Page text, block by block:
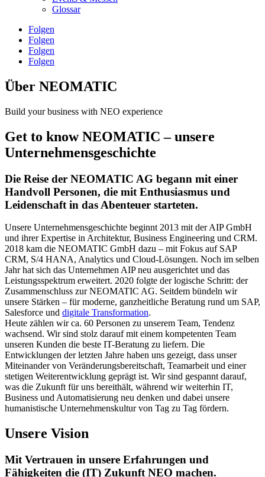
Glossar
Folgen
Folgen
Folgen
Folgen
Über NEOMATIC
Build your business with NEO experience
Get to know NEOMATIC – unsere
Unternehmensgeschichte
Die Reise der NEOMATIC AG begann mit einer
Handvoll Personen, die mit Enthusiasmus und
Leidenschaft in das Abenteuer starteten.
Unsere Unternehmensgeschichte beginnt 2013 mit der AIP GmbH
und ihrer Expertise in Architektur, Business Engineering und CRM.
2018 kam die NEOMATIC GmbH dazu – mit Fokus auf SAP
CRM, S/4 HANA, Analytics und Cloud-Lösungen. Noch im selben
Jahr hat sich das Unternehmen AIP neu ausgerichtet und das
Leistungsspektrum erweitert. 2020 folgte der logische Schritt: der
Zusammenschluss zur NEOMATIC AG. Seitdem bündeln wir
unsere Stärken – für moderne, ganzheitliche Beratung rund um SAP,
Salesforce und digitale Transformation.
Heute zählen wir ca. 60 Personen zu unserem Team, Tendenz
wachsend. Wir sind stolz darauf mit einem kompetenten Team
unseren Kunden die beste IT-Beratung zu liefern. Die
Entwicklungen der letzten Jahre haben uns gezeigt, dass unser
Miteinander von Veränderungsbereitschaft, Teamarbeit und einer
stetigen Weiterentwicklung geprägt ist. Wir sind gespannt darauf,
was die Zukunft für uns bereithält, während wir weiterhin IT,
Business und Automatisierung neu denken und dabei unsere
humanistische Unternehmenskultur von Tag zu Tag fördern.
Unsere Vision
Mit Vertrauen in unsere Erfahrungen und
Fähigkeiten die (IT) Zukunft NEO machen.